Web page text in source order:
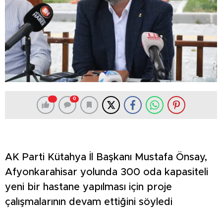
0
AK Parti Kütahya İl Başkanı Mustafa Önsay,
Afyonkarahisar yolunda 300 oda kapasiteli
yeni bir hastane yapılması için proje
çalışmalarının devam ettiğini söyledi